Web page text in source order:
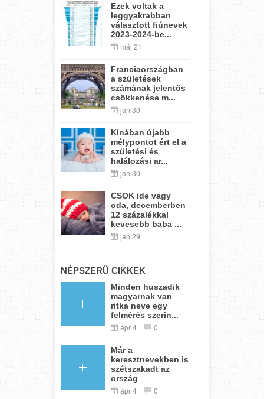
Ezek voltak a
leggyakrabban
választott fiúnevek
2023-2024-be...
máj 21
Franciaországban
a születések
számának jelentős
csökkenése m...
jan 30
Kínában újabb
mélypontot ért el a
születési és
halálozási ar...
jan 30
CSOK ide vagy
oda, decemberben
12 százalékkal
kevesebb baba ...
jan 29
NÉPSZERŰ CIKKEK
Minden huszadik
magyarnak van
ritka neve egy
felmérés szerin...
ápr 4 0
Már a
keresztnevekben is
szétszakadt az
ország
ápr 4 0